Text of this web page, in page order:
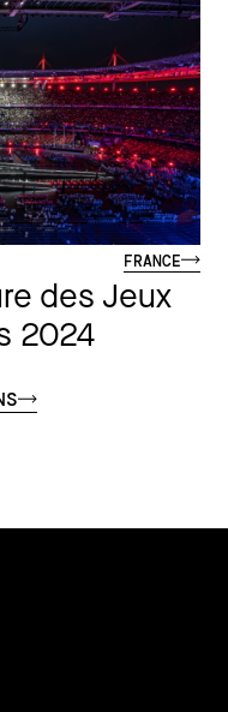
FRANCE
des Jeux
2024